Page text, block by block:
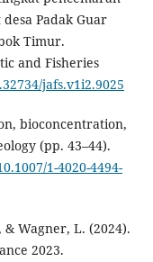
Padak Guar
Timur.
and Fisheries
jafs.v1i2.9025
bioconcentration,
(pp. 43–44).
1-4020-4494-
& Wagner, L. (2024).
2023.